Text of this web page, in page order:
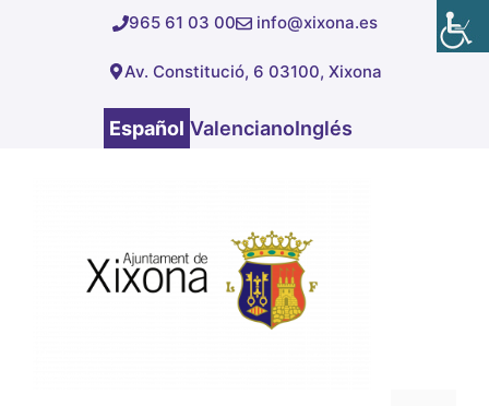
965 61 03 00 info@xixona.es
Av. Constitució, 6 03100, Xixona
Español ValencianoInglés